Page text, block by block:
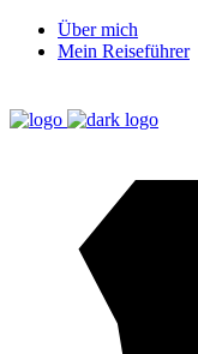
Über mich
Mein Reiseführer